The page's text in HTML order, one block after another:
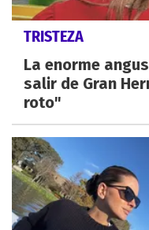
TRISTEZA
La enorme
salir de Gran
roto"